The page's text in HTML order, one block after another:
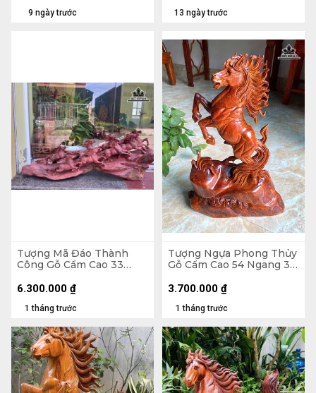
9 ngày trước 13 ngày trước
Tượng Mã Đáo Thành
Công Gỗ Cẩm Cao 33
1 tháng trước
6.300.000 ₫
Tượng Ngựa Phong Thủy
Gỗ Cẩm Cao 54 Ngang 35
1 tháng trước
3.700.000 ₫